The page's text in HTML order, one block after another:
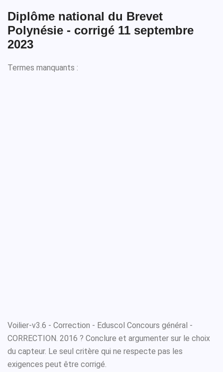
Diplôme national du Brevet
Polynésie - corrigé 11 septembre
2023
Termes manquants :
Voilier-v3.6 - Correction - Eduscol Concours général -
CORRECTION. 2016 ? Conclure et argumenter sur le choix
du capteur. Le seul critère qui ne respecte pas les
exigences peut être corrigé.